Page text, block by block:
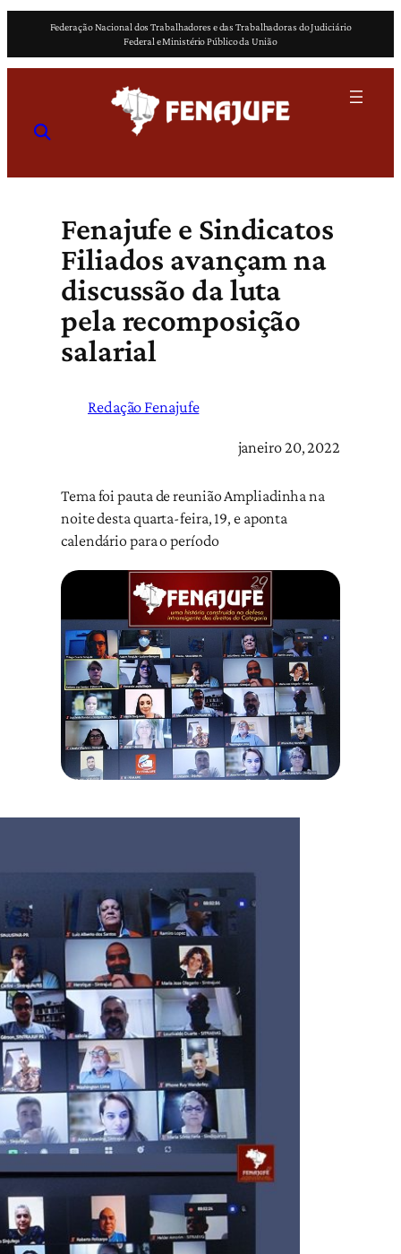
o
Federação Nacional dos Trabalhadores e das Trabalhadoras do Judiciário
Federal e Ministério Público da União
Fenajufe e Sindicatos
Filiados avançam na
discussão da luta
pela recomposição
salarial
Redação Fenajufe
janeiro 20, 2022
Tema foi pauta de reunião Ampliadinha na
noite desta quarta-feira, 19, e aponta
calendário para o período